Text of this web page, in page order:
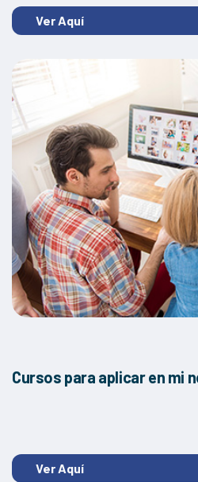
Ver Aquí
Cursos para aplicar en mi
Ver Aquí